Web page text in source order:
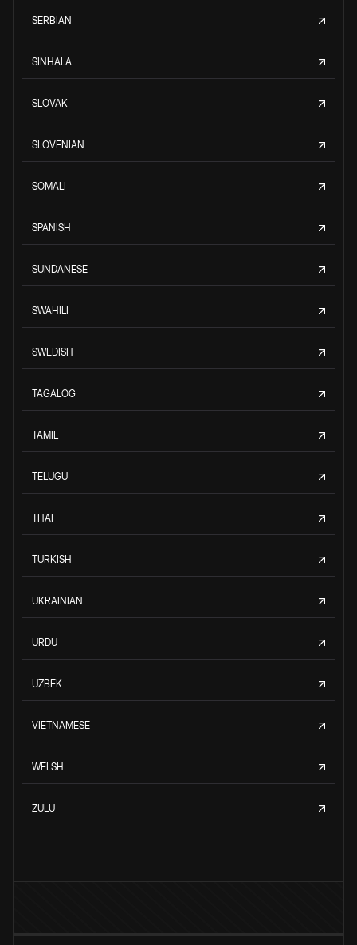
SERBIAN
SINHALA
SLOVAK
SLOVENIAN
SOMALI
SPANISH
SUNDANESE
SWAHILI
SWEDISH
TAGALOG
TAMIL
TELUGU
THAI
TURKISH
UKRAINIAN
URDU
UZBEK
VIETNAMESE
WELSH
ZULU